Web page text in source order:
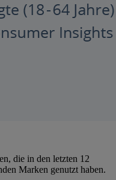
die in den letzten 12
Marken genutzt haben.